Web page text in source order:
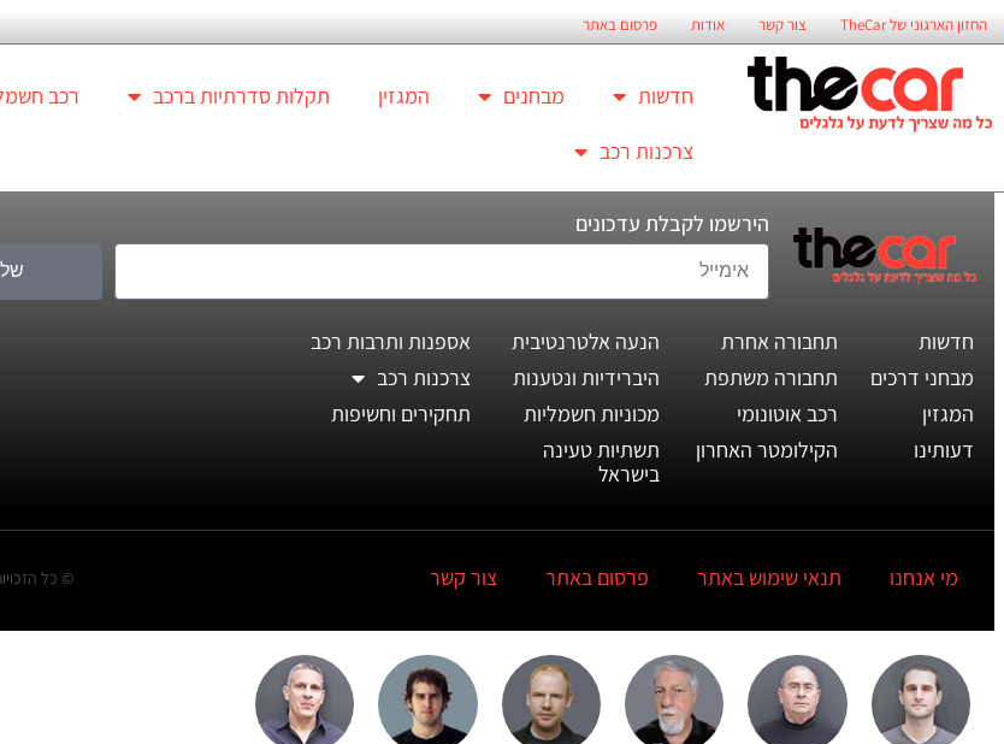
החזון הארגוני של TheCar צור קשר אודות פרסום באתר
חדשות מבחנים המגזין תקלות סדרתיות ברכב רכב
צרכנות רכב
הירשמו לקבלת עדכונים
חדשות
מבחני דרכים
המגזין
דעותינו
תחבורה אחרת
תחבורה משתפת
רכב אוטונומי
הקילומטר האחרון
הנעה אלטרנטיבית
היברידיות ונטענות
מכוניות חשמליות
תשתיות טעינה
בישראל
אספנות ותרבות רכב
צרכנות רכב
תחקירים וחשיפות
מי אנחנו תנאי שימוש באתר פרסום באתר צור קשר © כל